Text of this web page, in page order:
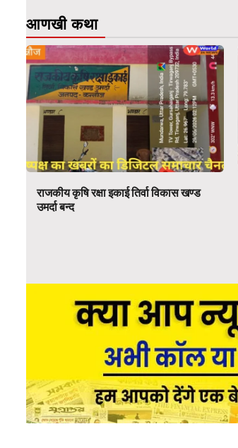
आणखी कथा
राजकीय कृषि रक्षा इकाई तिर्वा विकास खण्ड
उमर्दा बन्द